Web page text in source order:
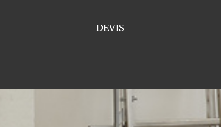
DEVIS